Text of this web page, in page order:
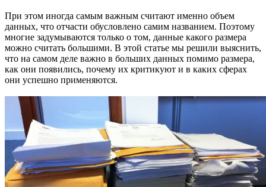
При этом иногда самым важным считают именно объем
данных, что отчасти обусловлено самим названием. Поэтому
многие задумываются только о том, данные какого размера
можно считать большими. В этой статье мы решили выяснить,
что на самом деле важно в больших данных помимо размера,
как они появились, почему их критикуют и в каких сферах
они успешно применяются.